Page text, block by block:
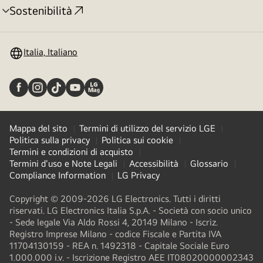
Sostenibilità
Attivazione
Italia, Italiano
Mappa del sito
Termini di utilizzo del servizio LGE
Politica sulla privacy
Politica sui cookie
Termini e condizioni di acquisto
Termini d'uso e Note Legali
Accessibilità
Glossario
Compliance Information
LG Privacy
Copyright © 2009-2026 LG Electronics. Tutti i diritti
riservati. LG Electronics Italia S.p.A. - Società con socio unico
- Sede legale Via Aldo Rossi 4, 20149 Milano - Iscriz.
Registro Imprese Milano - codice Fiscale e Partita IVA
11704130159 - REA n. 1492318 - Capitale Sociale Euro
1.000.000 i.v. - Iscrizione Registro AEE IT08020000002343​